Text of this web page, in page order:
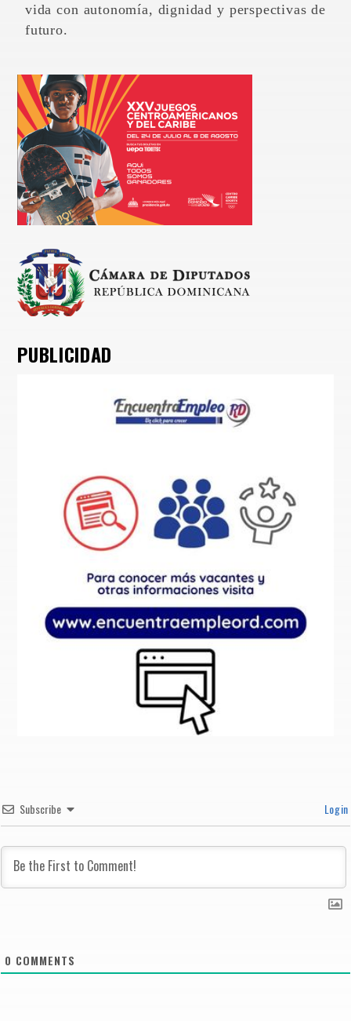
vida con autonomía, dignidad y perspectivas de
futuro.
PUBLICIDAD
Subscribe Login
0 COMMENTS